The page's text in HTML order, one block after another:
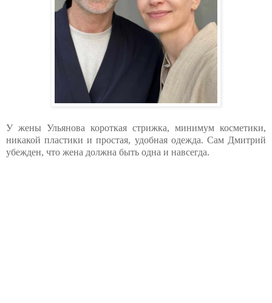
У жены Ульянова короткая стрижка, минимум косметики,
никакой пластики и простая, удобная одежда. Сам Дмитрий
убежден, что жена должна быть одна и навсегда.